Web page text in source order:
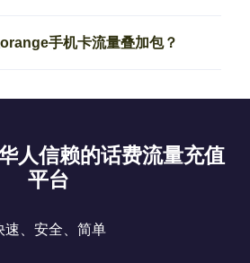
手机卡流量叠加包？
人信赖的话费流量充值
平台
速、安全、简单